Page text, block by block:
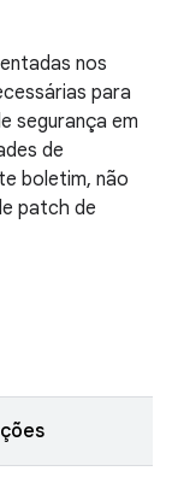
nos
para
segurança em
de
boletim, não
patch de